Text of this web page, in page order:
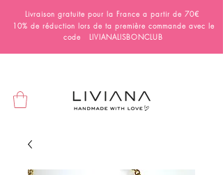
Livraison gratuite pour la France a partir de 70€
10% de réduction lors de ta première commande avec le
code LIVIANALISBONCLUB